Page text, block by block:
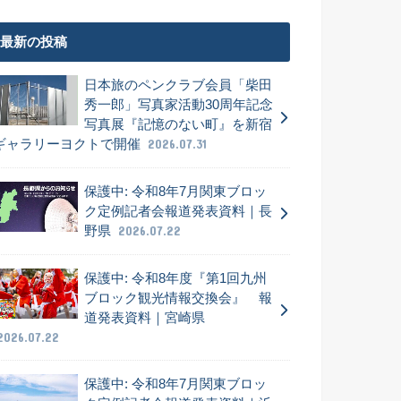
最新の投稿
日本旅のペンクラブ会員「柴田
秀一郎」写真家活動30周年記念
写真展『記憶のない町』を新宿
ャラリーヨクトで開催
2026.07.31
保護中: 令和8年7月関東ブロッ
ク定例記者会報道発表資料｜長
野県
2026.07.22
保護中: 令和8年度『第1回九州
ブロック観光情報交換会』 報
道発表資料｜宮崎県
保護中: 令和8年7月関東ブロッ